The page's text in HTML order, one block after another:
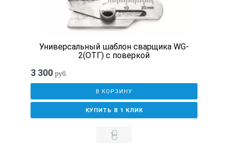
1/128
Универсальный шаблон сварщика WG-
2(ОТГ) с поверкой
3 300 руб.
В КОРЗИНУ
КУПИТЬ В 1 КЛИК